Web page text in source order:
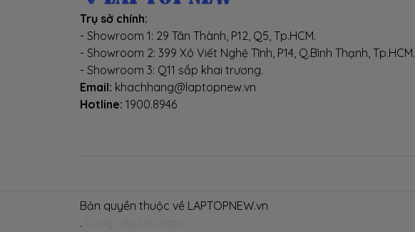
Trụ sở chính:
- Showroom 1: 29 Tân Thành, P12, Q5, Tp.HCM.
- Showroom 2: 399 Xô Viết Nghệ Tĩnh, P14, Q.Bình Thạnh, Tp.HCM.
- Showroom 3: Q11 sắp khai trương.
Email: khachhang@laptopnew.vn
Hotline: 1900.8946
Bản quyền thuộc về LAPTOPNEW.vn
.